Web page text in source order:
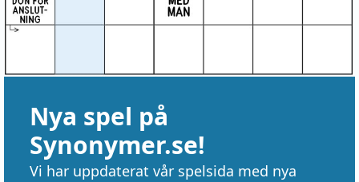
Nya spel på
Synonymer.se!
Vi har uppdaterat vår spelsida med nya